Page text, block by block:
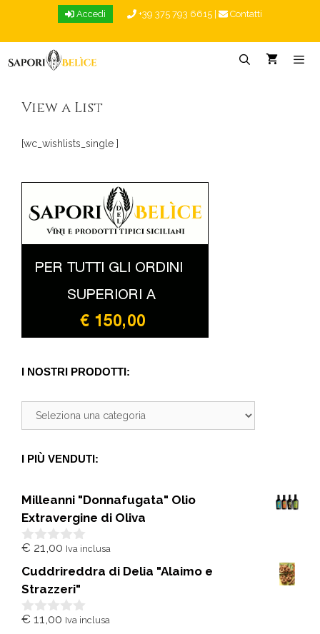
Accedi +39 375 793 6615 Contatti
View a List
[wc_wishlists_single ]
I NOSTRI PRODOTTI:
I PIÙ VENDUTI:
Milleanni "Donnafugata" Olio
Extravergine di Oliva
0
u
5
€ 21,00 Iva inclusa
Cuddrireddra di Delia "Alaimo e
Strazzeri"
0
€ 11,00 Iva inclusa